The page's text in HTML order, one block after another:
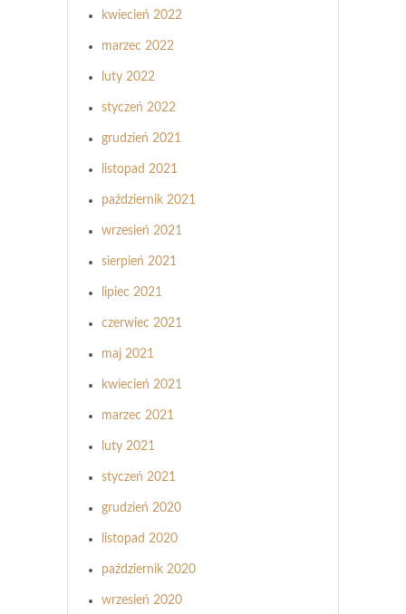
kwiecień 2022
marzec 2022
luty 2022
styczeń 2022
grudzień 2021
listopad 2021
październik 2021
wrzesień 2021
sierpień 2021
lipiec 2021
czerwiec 2021
maj 2021
kwiecień 2021
marzec 2021
luty 2021
styczeń 2021
grudzień 2020
listopad 2020
październik 2020
wrzesień 2020